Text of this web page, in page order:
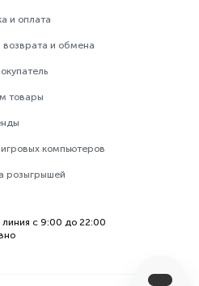
и оплата
возврата и обмена
товары
компьютеров
розыгрышей
линия с 9:00 до 22:00